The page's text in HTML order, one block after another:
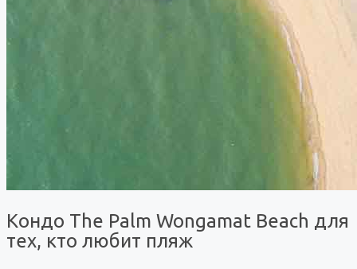
Кондо The Palm Wongamat Beach для
тех, кто любит пляж